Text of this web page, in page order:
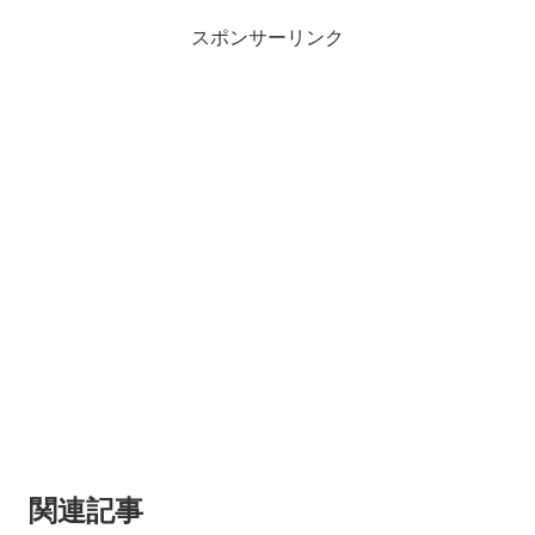
スポンサーリンク
関連記事